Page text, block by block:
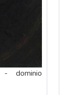
- dominio